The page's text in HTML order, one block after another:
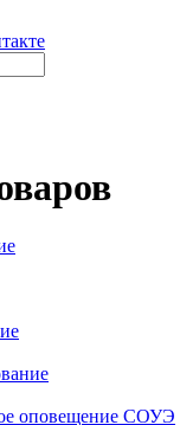
оповещение СОУЭ